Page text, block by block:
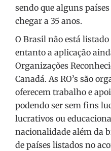
sendo que alguns
chegar a 35 anos.
O Brasil não está
entanto a aplicação
Organizações
Canadá. As RO’s são
oferecem trabalho e
podendo ser sem fins
lucrativos ou
nacionalidade além da
de países listados no